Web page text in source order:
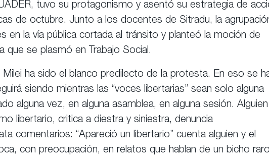
tuvo su protagonismo y asentó su estrategia de
de octubre. Junto a los docentes de Sitradu, la
en la vía pública cortada al tránsito y planteó la moción de
que se plasmó en Trabajo Social.
ha sido el blanco predilecto de la protesta. En eso se
siendo mientras las “voces libertarias” sean solo alguna
alguna vez, en alguna asamblea, en alguna sesión. Alguien
libertario, critica a diestra y siniestra, denuncia
comentarios: “Apareció un libertario” cuenta alguien y el
con preocupación, en relatos que hablan de un bicho raro